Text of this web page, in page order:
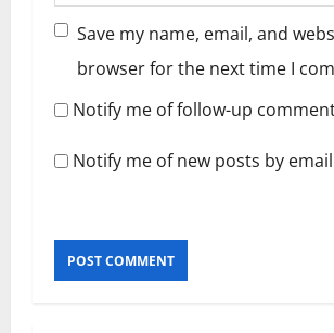
Save my name, email, and
browser for the next time I
Notify me of follow-up
Notify me of new posts by